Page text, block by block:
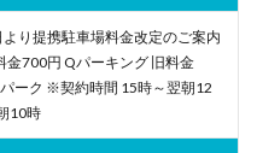
り提携駐車場料金改定のご案内
700円 Qパーキング 旧料金
ーク ※契約時間 15時～翌朝12
10時